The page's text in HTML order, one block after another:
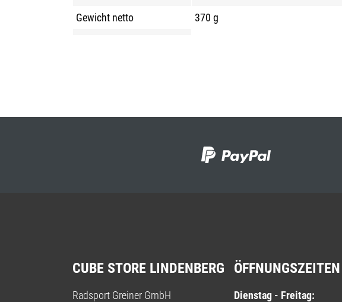
Gewicht netto
370 g
CUBE STORE LINDENBERG
Radsport Greiner GmbH
ÖFFNUNGSZEITEN
Dienstag - Freitag: